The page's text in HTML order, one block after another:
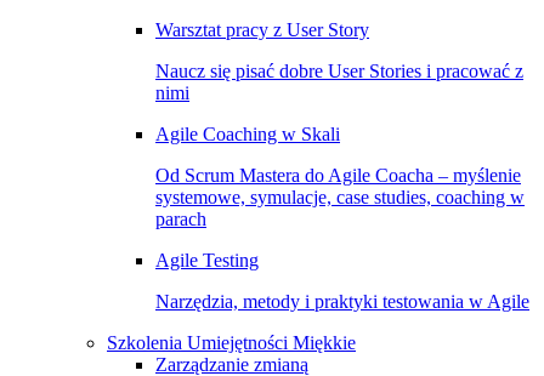
Warsztat pracy z User Story
Naucz się pisać dobre User Stories i pracować z
nimi
Agile Coaching w Skali
Od Scrum Mastera do Agile Coacha – myślenie
systemowe, symulacje, case studies, coaching w
parach
Agile Testing
Narzędzia, metody i praktyki testowania w Agile
Szkolenia Umiejętności Miękkie
Zarządzanie zmianą